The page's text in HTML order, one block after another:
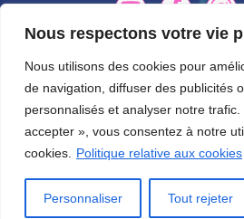
Nous respectons votre vie
Nous utilisons des cookies pour
de navigation, diffuser des publicités
personnalisés et analyser notre
accepter », vous consentez à notre
cookies.
Politique relative aux cookies
Personnaliser Tout rejeter